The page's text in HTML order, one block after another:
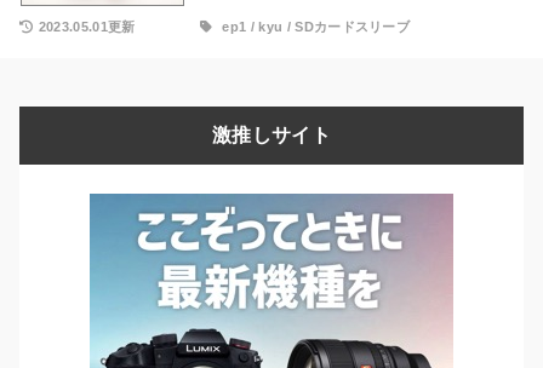
2023.05.01更新 ep1 /kyu /SDカードスリーブ
激推しサイト